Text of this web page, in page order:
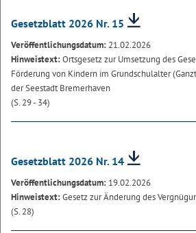
Gesetzblatt 2026 Nr. 15
Veröffentlichungsdatum: 21.02.2026
Hinweistext:Ortsgesetz zur Umsetzung des
Förderung von Kindern im Grundschulalter
der Seestadt Bremerhaven
(S. 29 - 34)
Gesetzblatt 2026 Nr. 14
Veröffentlichungsdatum: 19.02.2026
Hinweistext:Gesetz zur Änderung des
(S. 28)